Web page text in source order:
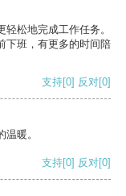
松地完成工作任务。
下班，有更多的时间陪
支持[0] 反对[0]
暖。
支持[0] 反对[0]